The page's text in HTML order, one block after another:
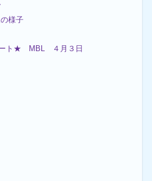
様子
ート★ MBL ４月３日